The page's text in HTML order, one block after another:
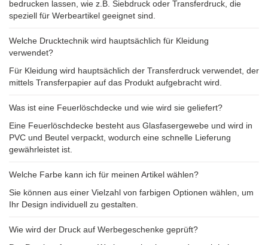
bedrucken lassen, wie z.B. Siebdruck oder Transferdruck, die
speziell für Werbeartikel geeignet sind.
Welche Drucktechnik wird hauptsächlich für Kleidung
verwendet?
Für Kleidung wird hauptsächlich der Transferdruck verwendet, der
mittels Transferpapier auf das Produkt aufgebracht wird.
Was ist eine Feuerlöschdecke und wie wird sie geliefert?
Eine Feuerlöschdecke besteht aus Glasfasergewebe und wird in
PVC und Beutel verpackt, wodurch eine schnelle Lieferung
gewährleistet ist.
Welche Farbe kann ich für meinen Artikel wählen?
Sie können aus einer Vielzahl von farbigen Optionen wählen, um
Ihr Design individuell zu gestalten.
Wie wird der Druck auf Werbegeschenke geprüft?